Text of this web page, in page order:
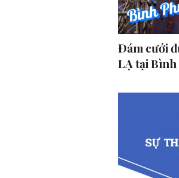
Đám cưới
LẠ tại Bình